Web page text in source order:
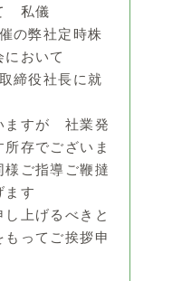
の弊社定時株
において
締役社長に就
ますが 社業発
存でございま
ご指導ご鞭撻
す
上げるべきと
ってご挨拶申